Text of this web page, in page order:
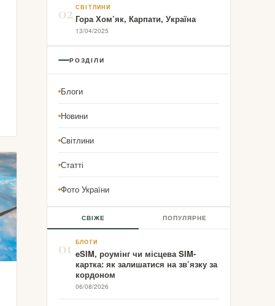
02 СВІТЛИНИ
Гора Хом’як, Карпати, Україна
13/04/2025
РОЗДІЛИ
Блоги
Новини
Світлини
Статті
Фото України
СВІЖЕ ПОПУЛЯРНЕ
01 БЛОГИ
eSIM, роумінг чи місцева SIM-
картка: як залишатися на зв’язку за
кордоном
06/08/2026